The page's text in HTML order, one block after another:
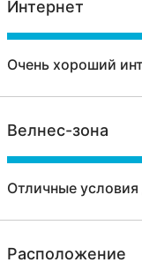
Интернет
Очень хороший
Велнес-зона
Отличные
Расположение